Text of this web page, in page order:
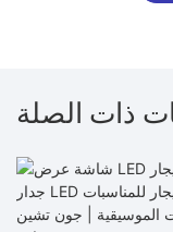
ذات الصلة